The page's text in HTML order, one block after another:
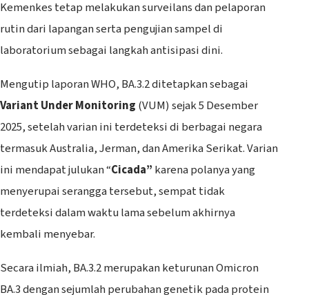
Kemenkes tetap melakukan surveilans dan pelaporan
rutin dari lapangan serta pengujian sampel di
laboratorium sebagai langkah antisipasi dini.
‎Mengutip laporan WHO, BA.3.2 ditetapkan sebagai
Variant Under Monitoring (VUM) sejak 5 Desember
2025, setelah varian ini terdeteksi di berbagai negara
termasuk Australia, Jerman, dan Amerika Serikat. Varian
ini mendapat julukan “Cicada” karena polanya yang
menyerupai serangga tersebut, sempat tidak
terdeteksi dalam waktu lama sebelum akhirnya
kembali menyebar.
‎Secara ilmiah, BA.3.2 merupakan keturunan Omicron
BA.3 dengan sejumlah perubahan genetik pada protein